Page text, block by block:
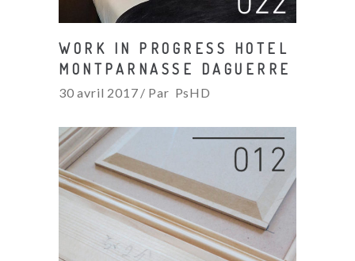
WORK IN PROGRESS HOTEL
MONTPARNASSE DAGUERRE
30 avril 2017 Par PsHD